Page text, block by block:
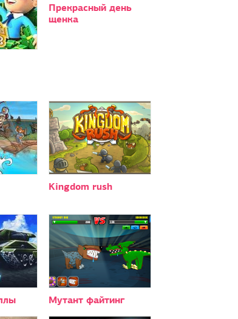
Прекрасный день
щенка
Kingdom rush
Мутант файтинг